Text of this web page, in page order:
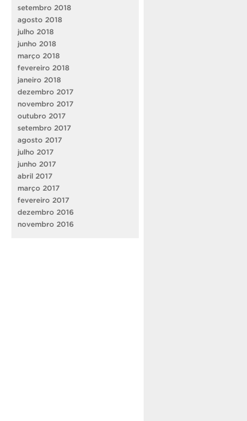
setembro 2018
agosto 2018
julho 2018
junho 2018
março 2018
fevereiro 2018
janeiro 2018
dezembro 2017
novembro 2017
outubro 2017
setembro 2017
agosto 2017
julho 2017
junho 2017
abril 2017
março 2017
fevereiro 2017
dezembro 2016
novembro 2016